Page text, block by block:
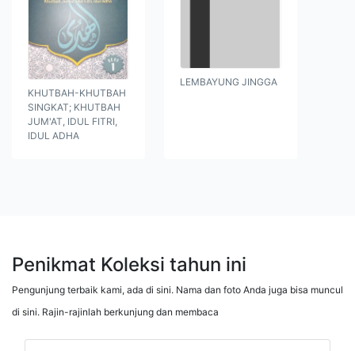
KHUTBAH-KHUTBAH
SINGKAT; KHUTBAH
JUM'AT, IDUL FITRI,
IDUL ADHA
LEMBAYUNG JINGGA
Penikmat Koleksi tahun ini
Pengunjung terbaik kami, ada di sini. Nama dan foto Anda juga bisa muncul
di sini. Rajin-rajinlah berkunjung dan membaca